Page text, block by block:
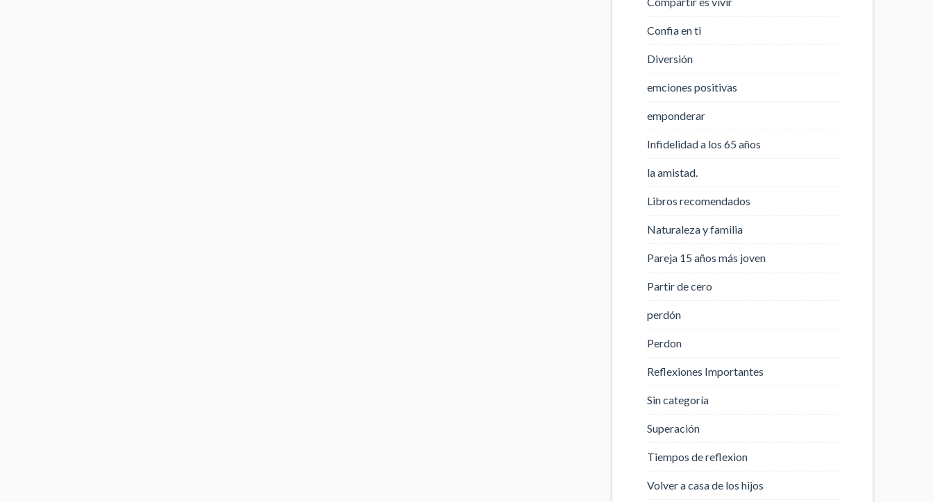
Confia en ti
Diversión
emciones positivas
emponderar
Infidelidad a los 65 años
la amistad.
Libros recomendados
Naturaleza y familia
Pareja 15 años más joven
Partir de cero
perdón
Perdon
Reflexiones Importantes
Sin categoría
Superación
Tiempos de reflexion
Volver a casa de los hijos